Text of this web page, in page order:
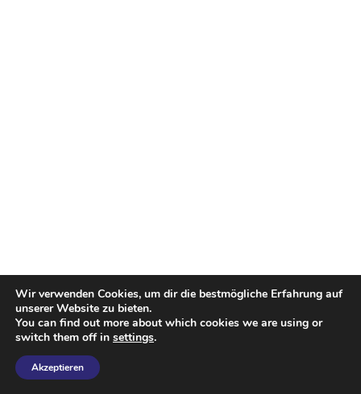
Wir verwenden Cookies, um dir die bestmögliche Erfahrung auf
unserer Website zu bieten.
You can find out more about which cookies we are using or
switch them off in settings.
Akzeptieren